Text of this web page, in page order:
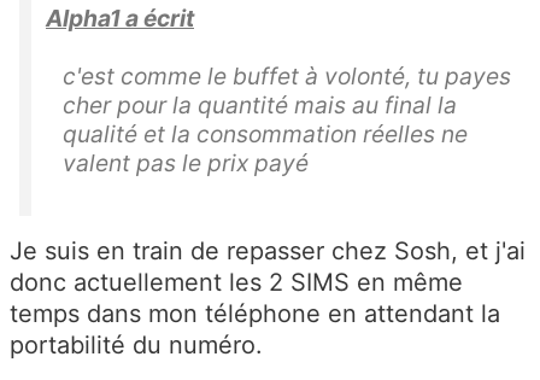
Alpha1 a écrit
c'est comme le buffet à volonté, tu payes
cher pour la quantité mais au final la
qualité et la consommation réelles ne
valent pas le prix payé
Je suis en train de repasser chez Sosh, et j'ai
donc actuellement les 2 SIMS en même
temps dans mon téléphone en attendant la
portabilité du numéro.